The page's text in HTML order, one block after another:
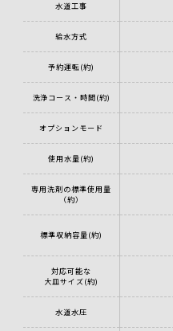
水道工事
給水方式
予約運転(約)
洗浄コース・時間(約)
オプションモード
使用水量(約)
専用洗剤の標準使用量
（約）
標準収納容量(約)
対応可能な
大皿サイズ(約)
水道水圧